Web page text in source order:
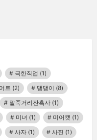
극한직업 (1)
트 (2) 댕댕이 (8)
말죽거리잔혹사 (1)
미녀 (1) 미어캣 (1)
사자 (1) 사진 (1)